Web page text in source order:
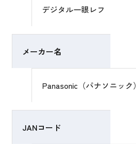
デジタル一眼レフ
メーカー名
Panasonic（パナソニック）
JANコード